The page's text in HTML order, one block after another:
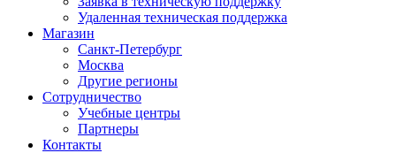
Удаленная техническая поддержка
Магазин
Санкт-Петербург
Москва
Другие регионы
Сотрудничество
Учебные центры
Партнеры
Контакты